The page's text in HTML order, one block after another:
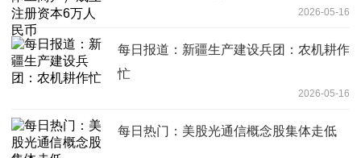
2026-05-16
每日报道：新疆生产建设兵团：农机耕作
忙
2026-05-16
每日热门：美股光通信概念股集体走低